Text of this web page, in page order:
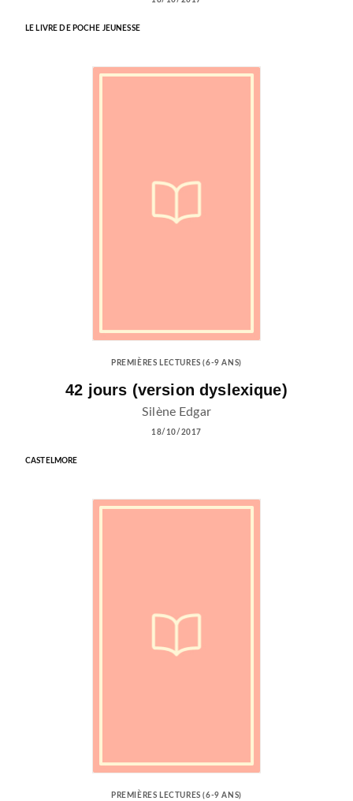
LE LIVRE DE POCHE JEUNESSE
PREMIÈRES LECTURES (6-9 ANS)
42 jours (version dyslexique)
Silène Edgar
18/10/2017
CASTELMORE
PREMIÈRES LECTURES (6-9 ANS)